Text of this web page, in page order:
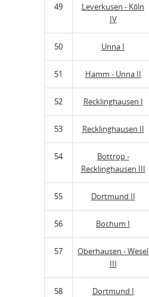
49
Leverkusen - Köln
IV
50 Unna I
51 Hamm - Unna II
52 Recklinghausen I
53 Recklinghausen II
54
Bottrop -
Recklinghausen III
55 Dortmund II
56 Bochum I
57
Oberhausen - Wesel
III
58 Dortmund I